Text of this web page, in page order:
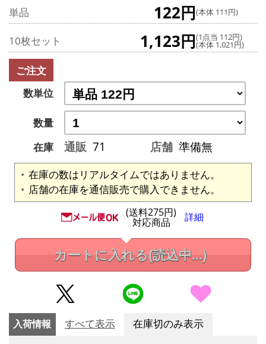
単品 122円(本体 111円)
10枚セット 1,123円(1点当 112円)
(本体 1,021円)
ご注文
数単位
数量
在庫
通販 71 店舗 準備無
在庫の数はリアルタイムではありません。
店舗の在庫を通信販売で購入できません。
(送料275円)
対応商品 詳細
カートに入れる(読込中...)
入荷情報 すべて表示 在庫切のみ表示